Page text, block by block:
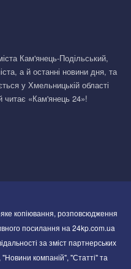
Кам'янець-Подільський,
а й останні новини дня, та
у Хмельницькій області
читає «Кам'янець 24»!
копіювання, розповсюдження
посилання на 24kp.com.ua
за зміст партнерських
компаній", "Статті" та